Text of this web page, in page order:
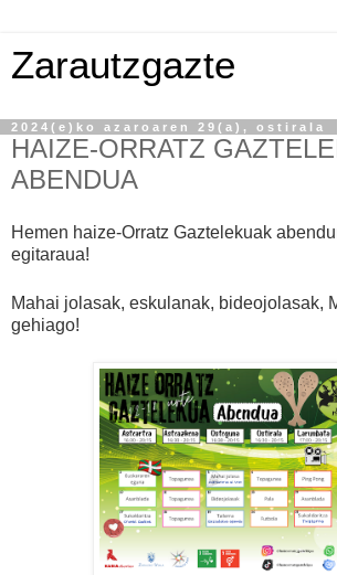
Zarautzgazte
2024(e)ko azaroaren 29(a), ostirala
HAIZE-ORRATZ
ABENDUA
Hemen haize-Orratz Gaztelekuak
egitaraua!
Mahai jolasak, eskulanak, bideojolasak,
gehiago!